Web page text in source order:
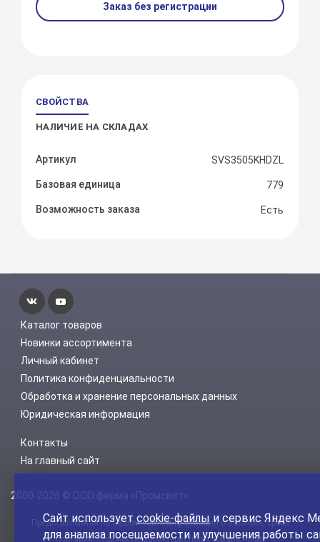
Заказ без регистрации
СВОЙСТВА
НАЛИЧИЕ НА СКЛАДАХ
Артикул SVS3505KHDZL
Базовая единица 779
Возможность заказа Есть
Каталог товаров
Новинки ассортимента
Личный кабинет
Политика конфиденциальности
Обработка и хранение персональных данных
Юридическая информация
Контакты
На главный сайт
2000-2026 © ООО фирма «Промсвет»
Представленная на нашем сайте информация о наличии, сроке
поставки, стоимости, характеристиках товара носит
Сайт используетcookie-файлы и сервис Яндекс
для анализа посещаемости и улучшения работы